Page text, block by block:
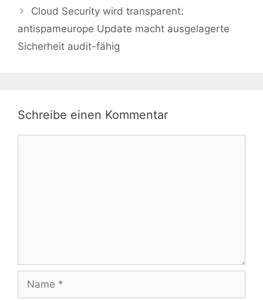
Cloud Security wird transparent:
antispameurope Update macht ausgelagerte
Sicherheit audit-fähig
Schreibe einen Kommentar